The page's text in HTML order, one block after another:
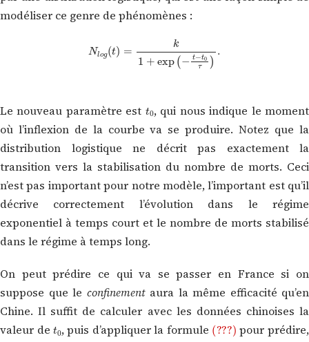
modéliser ce genre de phénomènes :
exp(−
Le nouveau paramètre est
, qui nous indique le moment
où l’inflexion de la courbe va se produire. Notez que la
distribution logistique ne décrit pas exactement la
transition vers la stabilisation du nombre de morts. Ceci
n’est pas important pour notre modèle, l’important est qu’il
décrive correctement l’évolution dans le régime
exponentiel à temps court et le nombre de morts stabilisé
dans le régime à temps long.
On peut prédire ce qui va se passer en France si on
suppose que le confinementaura la même efficacité qu’en
Chine. Il suffit de calculer avec les données chinoises la
valeur de , puis d’appliquer la formule (???) pour prédire,